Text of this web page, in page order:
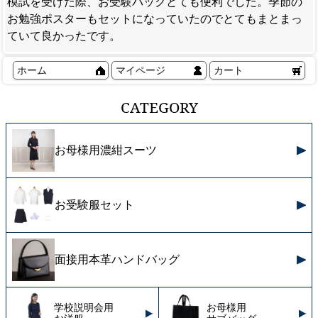
お勉強ポスターもセットになっていたのでとてもまとまっ
ていて良かったです。
ホーム マイページ カート
CATEGORY
お母様用濃紺スーツ
お受験服セット
面接用本革ハンドバッグ
学校説明会用
お母様用